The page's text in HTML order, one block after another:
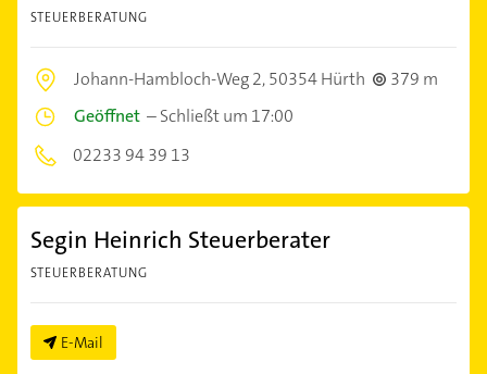
STEUERBERATUNG
Johann-Hambloch-Weg 2,50354 Hürth
379 m
Geöffnet –Schließt um 17:00
02233 94 39 13
Segin Heinrich Steuerberater
STEUERBERATUNG
E-Mail